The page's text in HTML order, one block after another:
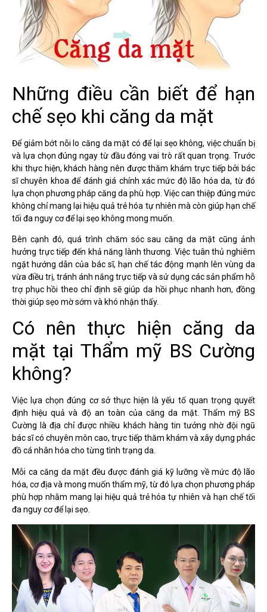
Những điều cần biết để hạn
chế sẹo khi căng da mặt
Để giảm bớt nỗi lo căng da mặt có để lại sẹo không, việc chuẩn bị
và lựa chọn đúng ngay từ đầu đóng vai trò rất quan trọng. Trước
khi thực hiện, khách hàng nên được thăm khám trực tiếp bởi bác
sĩ chuyên khoa để đánh giá chính xác mức độ lão hóa da, từ đó
lựa chọn phương pháp căng da phù hợp. Việc can thiệp đúng mức
không chỉ mang lại hiệu quả trẻ hóa tự nhiên mà còn giúp hạn chế
tối đa nguy cơ để lại sẹo không mong muốn.
Bên cạnh đó, quá trình chăm sóc sau căng da mặt cũng ảnh
hưởng trực tiếp đến khả năng lành thương. Việc tuân thủ nghiêm
ngặt hướng dẫn của bác sĩ, hạn chế tác động mạnh lên vùng da
vừa điều trị, tránh ánh nắng trực tiếp và sử dụng các sản phẩm hỗ
trợ phục hồi theo chỉ định sẽ giúp da hồi phục nhanh hơn, đồng
thời giúp sẹo mờ sớm và khó nhận thấy.
Có nên thực hiện căng da
mặt tại Thẩm mỹ BS Cường
không?
Việc lựa chọn đúng cơ sở thực hiện là yếu tố quan trọng quyết
định hiệu quả và độ an toàn của căng da mặt. Thẩm mỹ BS
Cường là địa chỉ được nhiều khách hàng tin tưởng nhờ đội ngũ
bác sĩ có chuyên môn cao, trực tiếp thăm khám và xây dựng phác
đồ cá nhân hóa cho từng tình trạng da.
Mỗi ca căng da mặt đều được đánh giá kỹ lưỡng về mức độ lão
hóa, cơ địa và mong muốn thẩm mỹ, từ đó lựa chọn phương pháp
phù hợp nhằm mang lại hiệu quả trẻ hóa tự nhiên và hạn chế tối
đa nguy cơ để lại sẹo.